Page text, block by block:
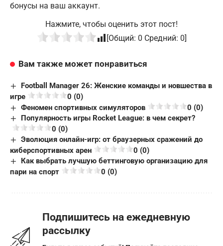
бонусы на ваш аккаунт.
Нажмите, чтобы оценить этот пост!
[Общий: 0 Средний: 0]
Вам также может понравиться
Football Manager 26: Женские команды и новшества в
игре
0 (0)
Феномен спортивных симуляторов
0 (0)
Популярность игры Rocket League: в чем секрет?
0 (0)
Эволюция онлайн-игр: от браузерных сражений до
киберспортивных арен
0 (0)
Как выбрать лучшую беттинговую организацию для
пари на спорт
0 (0)
Подпишитесь на ежедневную
рассылку